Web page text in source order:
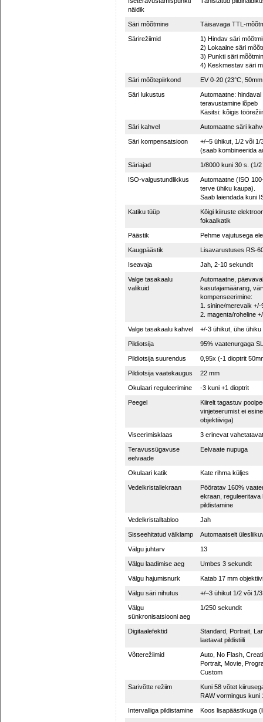
näidik
Säri mõõtmine Täisavaga TTL-
Särirežiimid
1) Hindav säri
2) Lokaalne säri
3) Punkti säri
4) Keskmestav säri
Säri mõõtepiirkond EV 0-20 (23°C,
Säri lukustus
Automaatne:
teravustamine lõpeb
Käsitsi: kõigis
Säri kahvel Automaatne säri
Säri kompensatsioon
+/–5 ühikut, 1/2 või
(saab kombineerida
Säriajad 1/8000 kuni 30 s. (1/
ISO-valgustundlikkus
Automaatne (ISO
terve ühiku kaupa).
Saab laiendada kuni
Katiku tüüp
Kõigi kiiruste
fokaalkatik
Päästik Pehme vajutusega
Kaugpäästik Lisavarustuses RS-
Iseavaja Jah, 2-10 sekundit
Valge tasakaalu
valikuid
Automaatne,
kasutajamäärang,
kompenseerimine:
1. sinine/merevaik +/-
2. magenta/roheline
Valge tasakaalu kahvel +/-3 ühikut, ühe
Pildiotsija 95% vaatenurgaga
Pildiotsija suurendus 0,95x (-1 dioptrit
Pildiotsija vaatekaugus 22 mm
Okulaari reguleerimine -3 kuni +1 dioptrit
Peegel
Kiirelt tagastuv
vinjeteerumist ei
objektiiviga)
Viseerimisklaas 3 erinevat
Teravussügavuse
eelvaade
Eelvaate nupuga
Okulaari katik Kate rihma küljes
Vedelkristallekraan
Pööratav 160%
ekraan, reguleeritava
pildistamine
Vedelkristalltabloo Jah
Sisseehitatud välklamp Automaatselt
Välgu juhtarv 13
Välgu laadimise aeg Umbes 3 sekundit
Välgu hajumisnurk Katab 17 mm
Välgu säri nihutus +/–3 ühikut 1/2 või 1/
Välgu
sünkronisatsiooni aeg
1/250 sekundit
Digitaalefektid
Standard, Portrait,
laetavat pildistiili
Võtterežiimid
Auto, No Flash,
Portrait, Movie,
Custom
Sarivõtte režiim
Kuni 58 võtet
RAW vormingus kuni
Intervalliga pildistamine Koos lisapäästikuga